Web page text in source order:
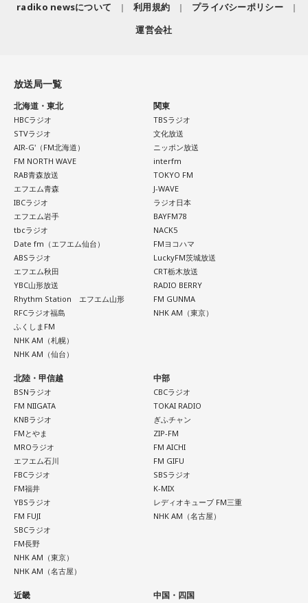
radiko newsについて 利用規約
プライバシーポリシー
運営会社
放送局一覧
北海道・東北
HBCラジオ
STVラジオ
AIR-G'（FM北海道）
FM NORTH WAVE
RAB青森放送
エフエム青森
IBCラジオ
エフエム岩手
tbcラジオ
Date fm（エフエム仙台）
ABSラジオ
エフエム秋田
YBC山形放送
Rhythm Station エフエム山形
RFCラジオ福島
ふくしまFM
NHK AM（札幌）
NHK AM（仙台）
関東
TBSラジオ
文化放送
ニッポン放送
interfm
TOKYO FM
J-WAVE
ラジオ日本
BAYFM78
NACK5
FMヨコハマ
LuckyFM茨城放送
CRT栃木放送
RADIO BERRY
FM GUNMA
NHK AM（東京）
北陸・甲信越
BSNラジオ
FM NIIGATA
KNBラジオ
FMとやま
MROラジオ
エフエム石川
FBCラジオ
FM福井
YBSラジオ
FM FUJI
SBCラジオ
FM長野
NHK AM（東京）
NHK AM（名古屋）
中部
CBCラジオ
TOKAI RADIO
ぎふチャン
ZIP-FM
FM AICHI
FM GIFU
SBSラジオ
K-MIX
レディオキューブ FM三重
NHK AM（名古屋）
近畿 中国・四国